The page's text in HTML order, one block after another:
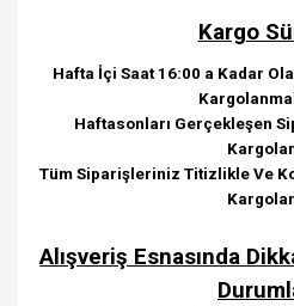
Kargo
Hafta İçi Saat 16:00 a Kadar
Haftasonları Gerçekleşen
Tüm Siparişleriniz Titizlikle Ve
Alışveriş Esnasında